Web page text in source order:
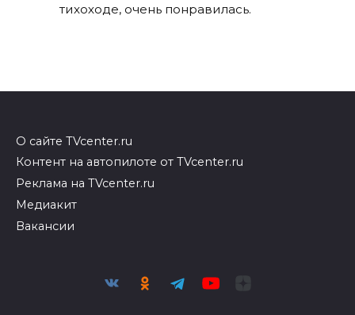
тихоходе, очень понравилась.
О сайте TVcenter.ru
Контент на автопилоте от TVcenter.ru
Реклама на TVcenter.ru
Медиакит
Вакансии